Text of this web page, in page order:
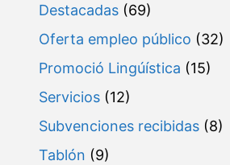
Destacadas (69)
Oferta empleo público (32)
Promoció Lingúística (15)
Servicios (12)
Subvenciones recibidas (8)
Tablón (9)